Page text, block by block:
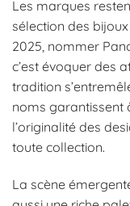
Les marques
sélection des
2025, nommer
c’est évoquer des
tradition
noms garantissent
l’originalité des
toute collection.
La scène